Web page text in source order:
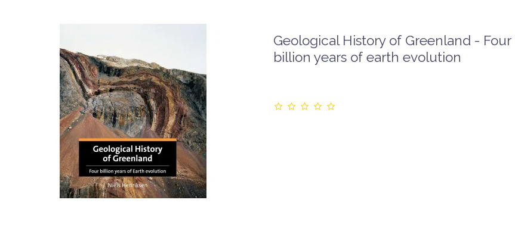
Geological History of Greenland - Four
billion years of earth evolution